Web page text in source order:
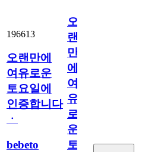
196613
오랜만에
여유로운
토요일에
인증합니다
ㆍ
bebeto
오
랜
만
에
여
유
로
운
토